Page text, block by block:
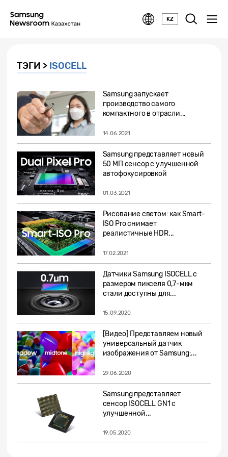
KZ
ТЭГИ > ISOCELL
Samsung запускает
производство самого
компактного в отрасли...
14.06.2021
Samsung представляет новый
50 МП сенсор с улучшенной
автофокусировкой
01.03.2021
Рисование светом: как Smart-
ISO Pro снимает
реалистичные HDR...
17.02.2021
Датчики Samsung ISOCELL с
размером пикселя 0,7-мкм
стали доступны для...
15.09.2020
[Видео] Представляем новый
универсальный датчик
изображения от Samsung:...
29.06.2020
Samsung представляет
сенсор ISOCELL GN1 с
улучшенной...
19.05.2020